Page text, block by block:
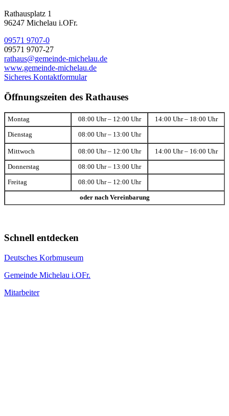
Rathausplatz 1
96247 Michelau i.OFr.
09571 9707-0
09571 9707-27
rathaus@gemeinde-michelau.de
www.gemeinde-michelau.de
Sicheres Kontaktformular
Öffnungszeiten des Rathauses
Montag 08:00 Uhr – 12:00 Uhr 14:00 Uhr – 18:00 Uhr
Dienstag 08:00 Uhr – 13:00 Uhr
Mittwoch 08:00 Uhr – 12:00 Uhr 14:00 Uhr – 16:00 Uhr
Donnerstag 08:00 Uhr – 13:00 Uhr
Freitag 08:00 Uhr – 12:00 Uhr
oder nach Vereinbarung
Schnell entdecken
Deutsches Korbmuseum
Gemeinde Michelau i.OFr.
Mitarbeiter